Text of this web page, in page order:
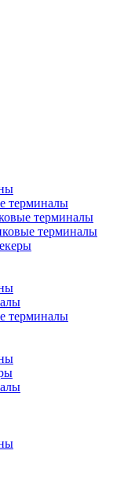
терминалы
терминалы
терминалы
терминалы